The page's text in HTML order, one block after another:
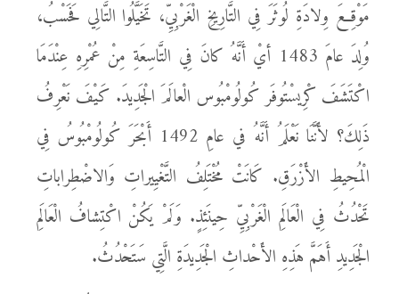
مَوْقِعَ وِلادَةِ لُوثَرَ فِي التَّارِيخِ الْغَرْبِيِّ، تَخَيَّلُوا التَّالِي فَحَسْبُ،
وُلِدَ عامَ 1483 أيْ أَنَّهُ كانَ فِي التَّاسِعَةِ مِنْ عُمْرِهِ عِنْدَمَا
اكْتَشَفَ كْرِيسْتُوفَر كُولُومْبُوس الْعالَمَ الْجَدِيدَ. كَيْفَ نَعْرِفُ
ذَلِكَ؟ لأَنَّنَا نَعْلَمُ أَنَّهُ في عامِ 1492 أَبْحَرَ كُولُومْبُوسُ فِي
الْمُحِيطِ الأَزْرَقِ. كَانَتْ مُخْتَلِفُ التَّغْيِيراتِ وَالاضْطِراباتِ
تَحْدُثُ فِي الْعَالَمِ الْغَرْبِيِّ حِينَئِذٍ. وَلَمْ يَكُنْ اكْتِشافُ الْعَالَمِ
الْجَدِيدِ أَهَمَّ هَذِهِ الأَحْداثِ الْجَدِيدَةِ الَّتِي سَتَحْدُثُ.